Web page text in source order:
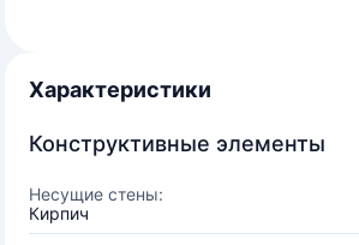
Характеристики
Конструктивные элементы
Несущие стены:
Кирпич